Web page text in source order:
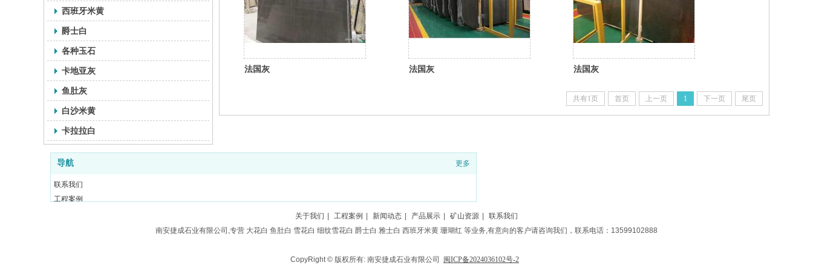
西班牙米黄
爵士白
各种玉石
卡地亚灰
鱼肚灰
白沙米黄
卡拉拉白
法国灰 法国灰 法国灰
共有1页 首页 上一页 1 下一页 尾页
导航 更多
联系我们
工程案例
关于我们 工程案例 新闻动态 产品展示 矿山资源
联系我们
南安捷成石业有限公司,专营 大花白 鱼肚白 雪花白 细纹雪花白 爵士白 雅士白 西班牙米黄 珊瑚红 等业务,有意向的客户请咨询我们，联系电话：13599102888
CopyRight © 版权所有: 南安捷成石业有限公司 闽ICP备2024036102号-2